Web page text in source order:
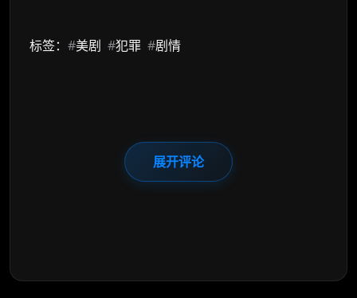
标签： #美剧 #犯罪 #剧情
展开评论